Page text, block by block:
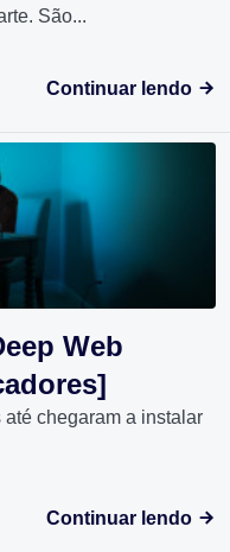
São...
Continuar lendo
Web
chegaram a instalar
Continuar lendo